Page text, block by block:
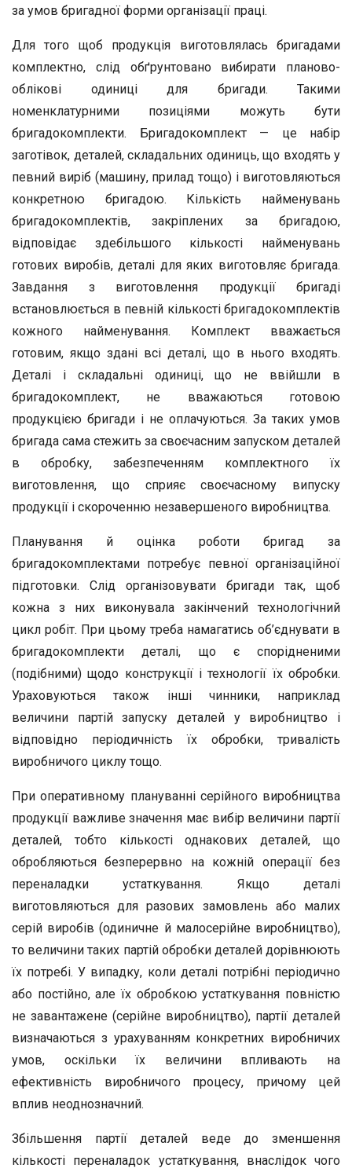
за умов бригадної форми організації праці.
Для того щоб продукція виготовлялась бригадами
комплектно, слід обґрунтовано вибирати планово-
облікові одиниці для бригади. Такими
номенклатурними позиціями можуть бути
бригадокомплекти. Бригадокомплект — це набір
заготівок, деталей, складальних одиниць, що входять у
певний виріб (машину, прилад тощо) і виготовляються
конкретною бригадою. Кількість найменувань
бригадокомплектів, закріплених за бригадою,
відповідає здебільшого кількості найменувань
готових виробів, деталі для яких виготовляє бригада.
Завдання з виготовлення продукції бригаді
встановлюється в певній кількості бригадокомплектів
кожного найменування. Комплект вважається
готовим, якщо здані всі деталі, що в нього входять.
Деталі і складальні одиниці, що не ввійшли в
бригадокомплект, не вважаються готовою
продукцією бригади і не оплачуються. За таких умов
бригада сама стежить за своєчасним запуском деталей
в обробку, забезпеченням комплектного їх
виготовлення, що сприяє своєчасному випуску
продукції і скороченню незавершеного виробництва.
Планування й оцінка роботи бригад за
бригадокомплектами потребує певної організаційної
підготовки. Слід організовувати бригади так, щоб
кожна з них виконувала закінчений технологічний
цикл робіт. При цьому треба намагатись об’єднувати в
бригадокомплекти деталі, що є спорідненими
(подібними) щодо конструкції і технології їх обробки.
Ураховуються також інші чинники, наприклад
величини партій запуску деталей у виробництво і
відповідно періодичність їх обробки, тривалість
виробничого циклу тощо.
При оперативному плануванні серійного виробництва
продукції важливе значення має вибір величини партії
деталей, тобто кількості однакових деталей, що
обробляються безперервно на кожній операції без
переналадки устаткування. Якщо деталі
виготовляються для разових замовлень або малих
серій виробів (одиничне й малосерійне виробництво),
то величини таких партій обробки деталей дорівнюють
їх потребі. У випадку, коли деталі потрібні періодично
або постійно, але їх обробкою устаткування повністю
не завантажене (серійне виробництво), партії деталей
визначаються з урахуванням конкретних виробничих
умов, оскільки їх величини впливають на
ефективність виробничого процесу, причому цей
вплив неоднозначний.
Збільшення партії деталей веде до зменшення
кількості переналадок устаткування, внаслідок чого